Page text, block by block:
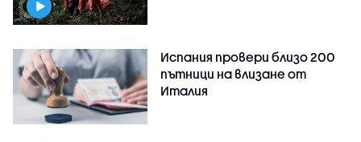
Испания провери близо 200
пътници на влизане от
Италия